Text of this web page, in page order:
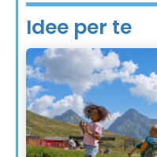
Idee per te